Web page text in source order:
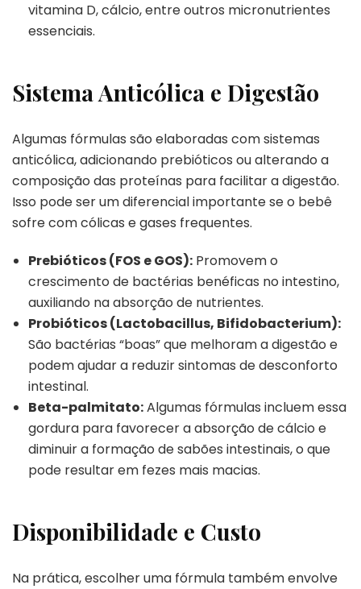
vitamina D, cálcio, entre outros micronutrientes
essenciais.
Sistema Anticólica e Digestão
Algumas fórmulas são elaboradas com sistemas
anticólica, adicionando prebióticos ou alterando a
composição das proteínas para facilitar a digestão.
Isso pode ser um diferencial importante se o bebê
sofre com cólicas e gases frequentes.
Prebióticos (FOS e GOS): Promovem o
crescimento de bactérias benéficas no intestino,
auxiliando na absorção de nutrientes.
Probióticos (Lactobacillus, Bifidobacterium):
São bactérias “boas” que melhoram a digestão e
podem ajudar a reduzir sintomas de desconforto
intestinal.
Beta-palmitato:Algumas fórmulas incluem essa
gordura para favorecer a absorção de cálcio e
diminuir a formação de sabões intestinais, o que
pode resultar em fezes mais macias.
Disponibilidade e Custo
Na prática, escolher uma fórmula também envolve